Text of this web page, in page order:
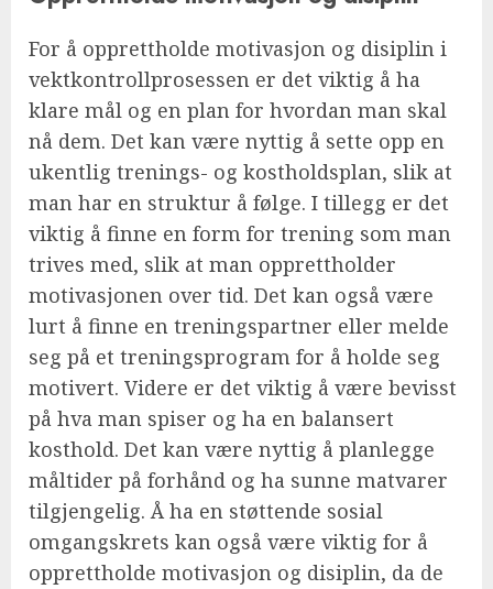
For å opprettholde motivasjon og disiplin i
vektkontrollprosessen er det viktig å ha
klare mål og en plan for hvordan man skal
nå dem. Det kan være nyttig å sette opp en
ukentlig trenings- og kostholdsplan, slik at
man har en struktur å følge. I tillegg er det
viktig å finne en form for trening som man
trives med, slik at man opprettholder
motivasjonen over tid. Det kan også være
lurt å finne en treningspartner eller melde
seg på et treningsprogram for å holde seg
motivert. Videre er det viktig å være bevisst
på hva man spiser og ha en balansert
kosthold. Det kan være nyttig å planlegge
måltider på forhånd og ha sunne matvarer
tilgjengelig. Å ha en støttende sosial
omgangskrets kan også være viktig for å
opprettholde motivasjon og disiplin, da de